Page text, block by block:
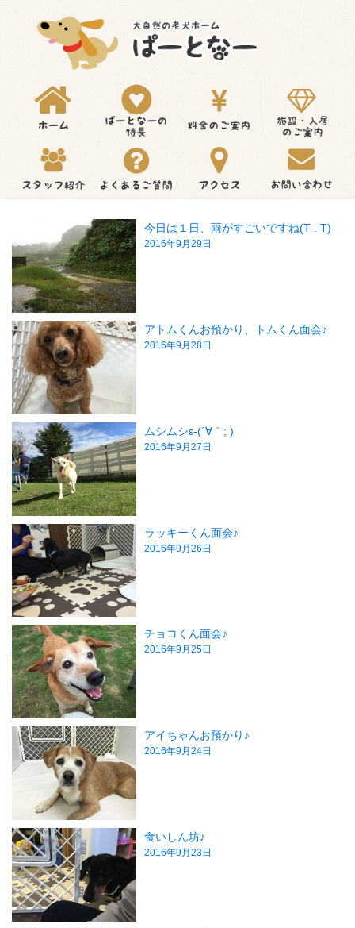
今日は１日、雨がすごいですね(T . T)
2016年9月29日
アトムくんお預かり、トムくん面会♪
2016年9月28日
ムシムシε-(´∀｀; )
2016年9月27日
ラッキーくん面会♪
2016年9月26日
チョコくん面会♪
2016年9月25日
アイちゃんお預かり♪
2016年9月24日
食いしん坊♪
2016年9月23日